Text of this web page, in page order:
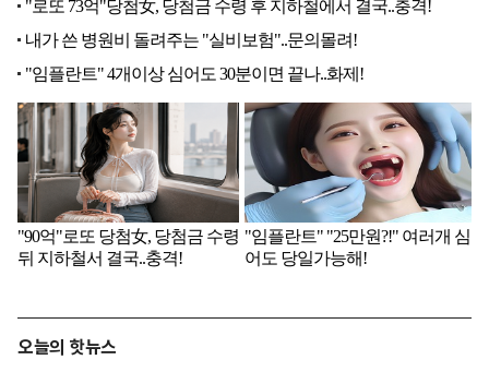
오늘의 핫뉴스